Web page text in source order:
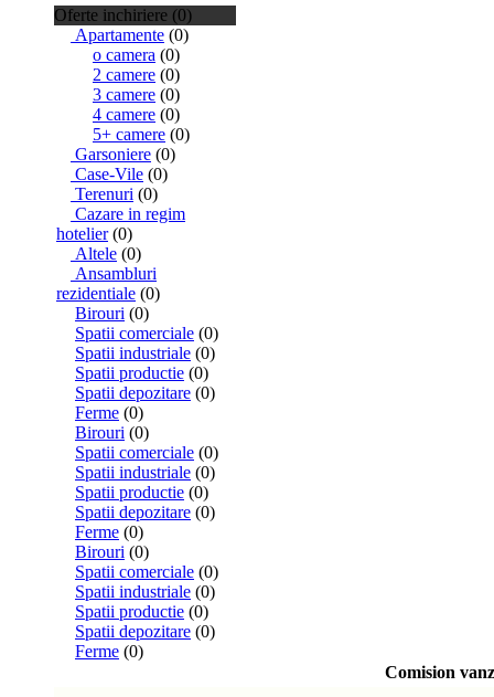
Oferte inchiriere (0)
Apartamente (0)
o camera (0)
2 camere (0)
3 camere (0)
4 camere (0)
5+ camere (0)
Garsoniere (0)
Case-Vile (0)
Terenuri (0)
Cazare in regim
hotelier(0)
Altele (0)
Ansambluri
rezidentiale (0)
Birouri (0)
Spatii comerciale (0)
Spatii industriale (0)
Spatii productie (0)
Spatii depozitare (0)
Ferme (0)
Birouri (0)
Spatii comerciale (0)
Spatii industriale (0)
Spatii productie (0)
Spatii depozitare (0)
Ferme (0)
Birouri (0)
Spatii comerciale (0)
Spatii industriale (0)
Spatii productie (0)
Spatii depozitare (0)
Ferme (0)
Comision